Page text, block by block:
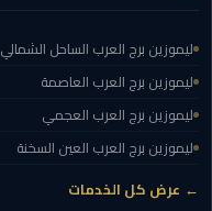
توصيل
ليموزين
الاسكندريه
توصيل
برج
ليموزين برج العرب الساحل الشمالي
ليموزين برج العرب العاصمة
ليموزين برج العرب العجمي
ليموزين برج العرب العين السخنة
← عرض كل الخدمات